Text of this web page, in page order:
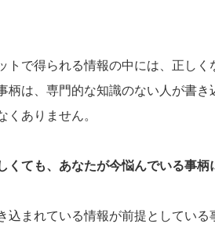
トで得られる情報の中には、正しく
柄は、専門的な知識のない人が書
ありません。
くても、あなたが今悩んでいる事
込まれている情報が前提としてい